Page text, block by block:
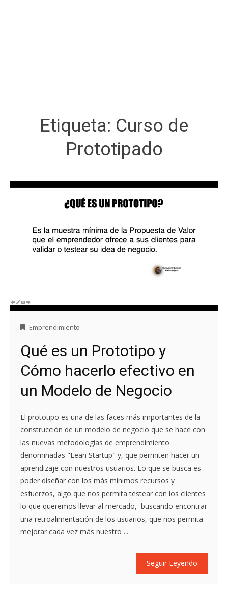
Etiqueta: Curso de
Prototipado
Emprendimiento
Qué es un Prototipo y
Cómo hacerlo efectivo en
un Modelo de Negocio
El prototipo es una de las faces más importantes de la
construcción de un modelo de negocio que se hace con
las nuevas metodologías de emprendimiento
denominadas "Lean Startup" y, que permiten hacer un
aprendizaje con nuestros usuarios. Lo que se busca es
poder diseñar con los más mínimos recursos y
esfuerzos, algo que nos permita testear con los clientes
lo que queremos llevar al mercado, buscando encontrar
una retroalimentación de los usuarios, que nos permita
mejorar cada vez más nuestro ...
Seguir Leyendo